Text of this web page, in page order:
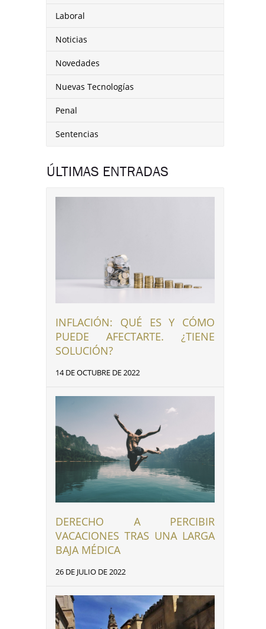
Laboral
Noticias
Novedades
Nuevas Tecnologías
Penal
Sentencias
ÚLTIMAS ENTRADAS
INFLACIÓN: QUÉ ES Y CÓMO
PUEDE AFECTARTE. ¿TIENE
SOLUCIÓN?
14 DE OCTUBRE DE 2022
DERECHO A PERCIBIR
VACACIONES TRAS UNA LARGA
BAJA MÉDICA
26 DE JULIO DE 2022